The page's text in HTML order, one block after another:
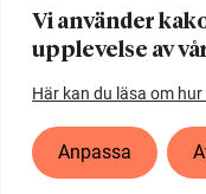
Vi använder
upplevelse av
Här kan du läsa om
Anpassa
Ett initiativ av